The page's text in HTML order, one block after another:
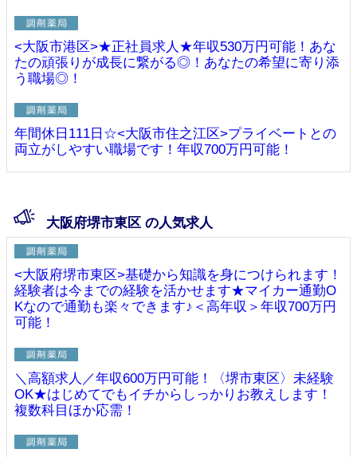
<大阪市港区>★正社員求人★年収530万円可能！あな
たの頑張りが成長に繋がる◎！あなたの希望に寄り添
う職場◎！
年間休日111日☆<大阪市住之江区>プライベートとの
両立がしやすい職場です！年収700万円可能！
大阪府堺市東区 の人気求人
<大阪府堺市東区>基礎から知識を身につけられます！
経験者は今までの経験を活かせます★マイカー通勤O
Kなので通勤も楽々できます♪＜高年収＞年収700万円
可能！
＼高額求人／年収600万円可能！〈堺市東区〉未経験
OK★はじめてでもイチからしっかりお教えします！
複数科目ほか応需！